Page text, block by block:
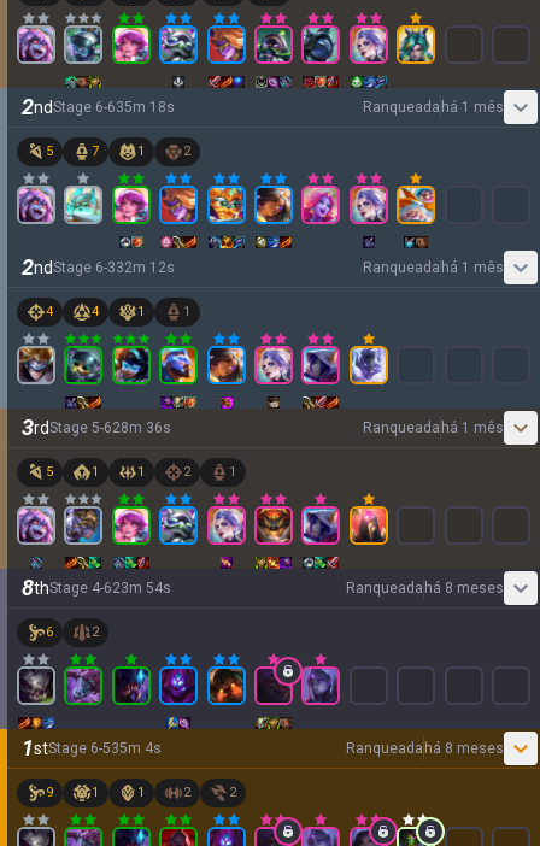
2ndStage 6-635m 18s Ranqueada há 1 mês
5 7 1 2
2ndStage 6-332m 12s Ranqueada há 1 mês
4 4 1 1
3rdStage 5-628m 36s Ranqueada há 1 mês
5 1 1 2 1
8thStage 4-623m 54s Ranqueada há 8 meses
6 2
1stStage 6-535m 4s Ranqueada há 8 meses
9 1 1 2 2